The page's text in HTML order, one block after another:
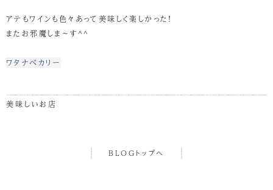
アテもワインも色々あって美味しく楽しかった！
またお邪魔しま～す^^
ワタナベカリー
美味しいお店
BLOGトップへ